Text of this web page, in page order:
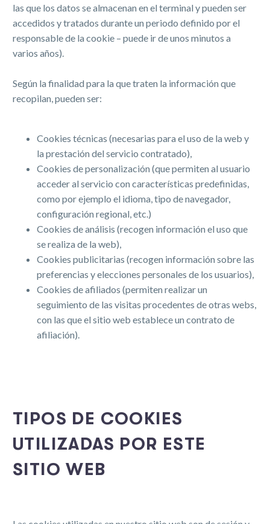
las que los datos se almacenan en el terminal y pueden ser
accedidos y tratados durante un periodo definido por el
responsable de la cookie – puede ir de unos minutos a
varios años).
Según la finalidad para la que traten la información que
recopilan, pueden ser:
Cookies técnicas (necesarias para el uso de la web y
la prestación del servicio contratado),
Cookies de personalización (que permiten al usuario
acceder al servicio con características predefinidas,
como por ejemplo el idioma, tipo de navegador,
configuración regional, etc.)
Cookies de análisis (recogen información el uso que
se realiza de la web),
Cookies publicitarias (recogen información sobre las
preferencias y elecciones personales de los usuarios),
Cookies de afiliados (permiten realizar un
seguimiento de las visitas procedentes de otras webs,
con las que el sitio web establece un contrato de
afiliación).
TIPOS DE COOKIES
UTILIZADAS POR ESTE
SITIO WEB